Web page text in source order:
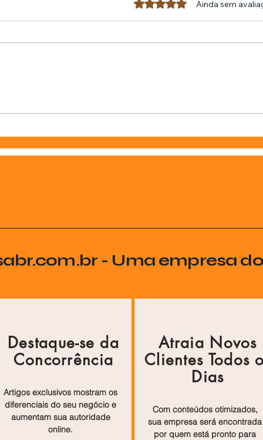
Avaliado com 0 de 5
Ainda sem
- Uma empresa
Destaque-se da
Concorrência
Artigos exclusivos mostram os
diferenciais do seu negócio e
aumentam sua autoridade
online.
Atraia Novos
Clientes Todos
Dias
Com conteúdos otimizados,
sua empresa será encontrada
por quem está pronto para